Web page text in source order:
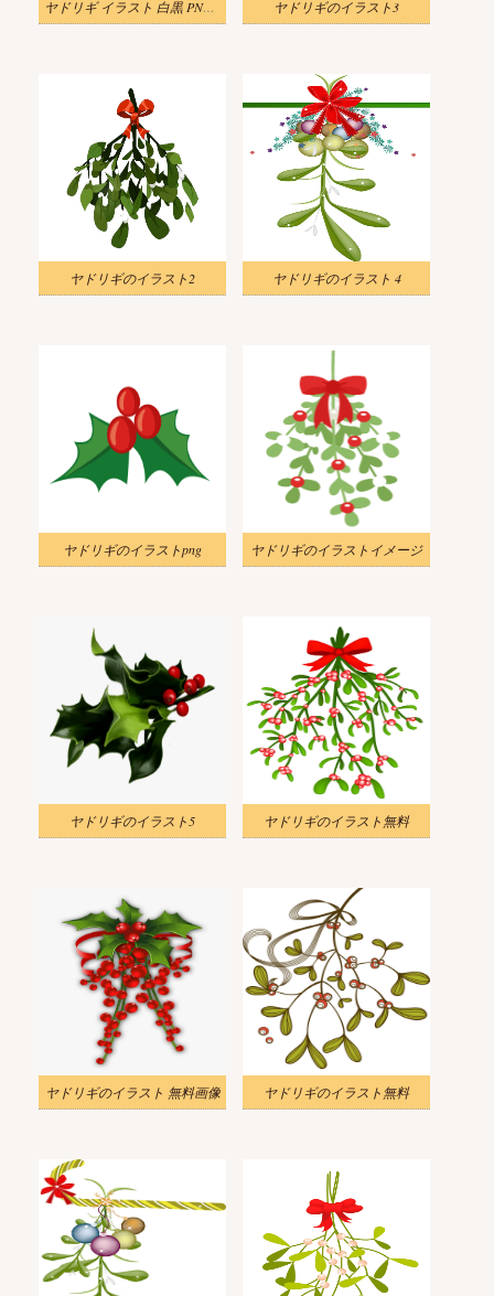
ヤドリギ イラスト 白黒 PNG イメージ ヤドリギのイラスト3
ヤドリギのイラスト2 ヤドリギのイラスト 4
ヤドリギのイラストpng ヤドリギのイラストイメージ
ヤドリギのイラスト5 ヤドリギのイラスト無料
ヤドリギのイラスト 無料画像 ヤドリギのイラスト無料